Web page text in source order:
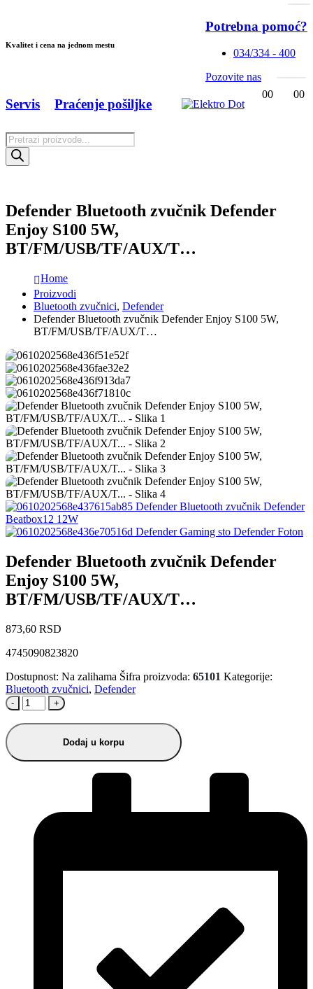
Kvalitet i cena na jednom mestu
Potrebna pomoć?
034/334 - 400
Pozovite nas
Products
search
Servis Praćenje pošiljke
00 00
Defender Bluetooth zvučnik Defender
Enjoy S100 5W,
BT/FM/USB/TF/AUX/T…
Home
Proizvodi
Bluetooth zvučnici, Defender
Defender Bluetooth zvučnik Defender Enjoy S100 5W,
BT/FM/USB/TF/AUX/T…
Defender Bluetooth zvučnik Defender
Beatbox12 12W
Defender Gaming sto Defender Foton
Defender Bluetooth zvučnik Defender
Enjoy S100 5W,
BT/FM/USB/TF/AUX/T…
873,60 RSD
4745090823820
Dostupnost: Na zalihama Šifra proizvoda: 65101 Kategorije:
Bluetooth zvučnici, Defender
- +
Dodaj u korpu